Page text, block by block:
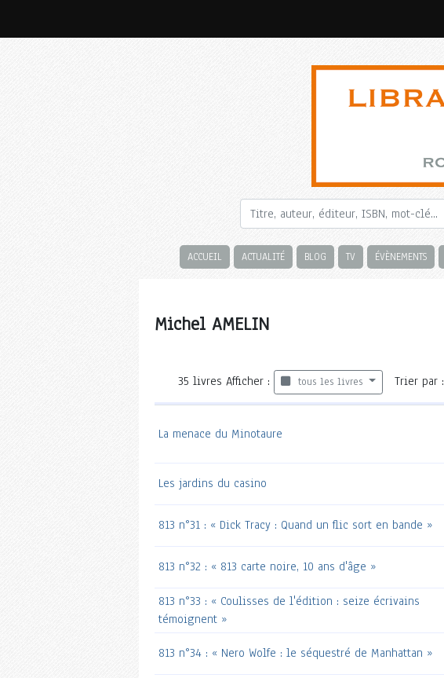
ACCUEIL ACTUALITÉ BLOG TV ÉVÈNEMENTS
Michel AMELIN
35 livres Afficher : tous les livres Trier par :
La menace du Minotaure
Les jardins du casino
813 n°31 : « Dick Tracy : Quand un flic sort en bande »
813 n°32 : « 813 carte noire, 10 ans d'âge »
813 n°33 : « Coulisses de l'édition : seize écrivains
témoignent »
813 n°34 : « Nero Wolfe : le séquestré de Manhattan »